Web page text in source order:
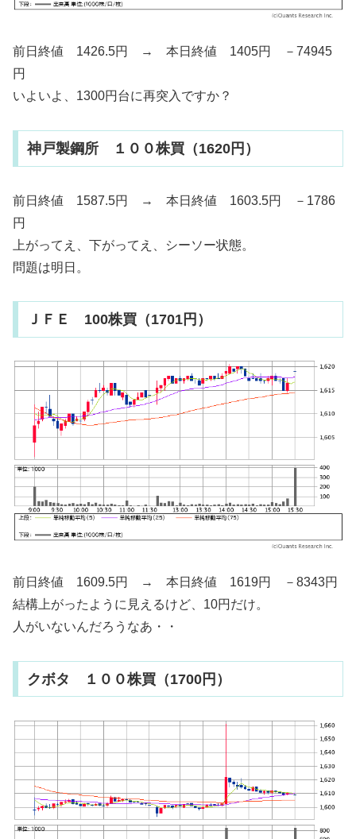
前日終値 1426.5円 → 本日終値 1405円 －74945
円
いよいよ、1300円台に再突入ですか？
神戸製鋼所 １００株買（1620円）
前日終値 1587.5円 → 本日終値 1603.5円 －1786
円
上がってえ、下がってえ、シーソー状態。
問題は明日。
ＪＦＥ 100株買（1701円）
前日終値 1609.5円 → 本日終値 1619円 －8343円
結構上がったように見えるけど、10円だけ。
人がいないんだろうなあ・・
クボタ １００株買（1700円）